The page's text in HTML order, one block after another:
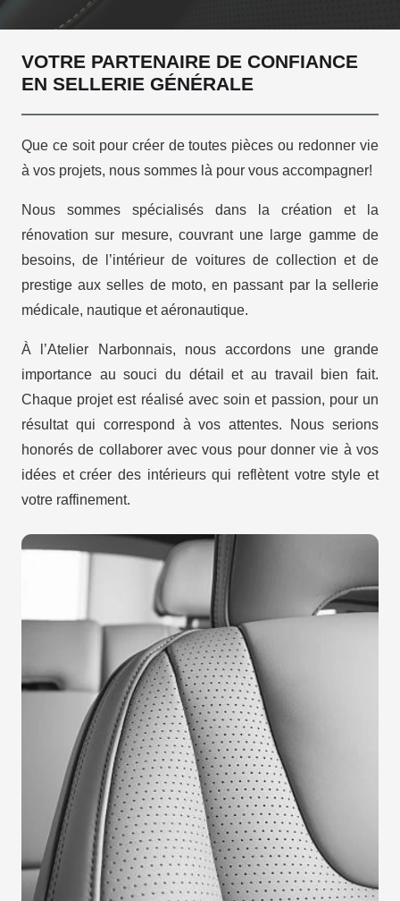
VOTRE PARTENAIRE DE CONFIANCE
EN SELLERIE GÉNÉRALE
Que ce soit pour créer de toutes pièces ou redonner vie
à vos projets, nous sommes là pour vous accompagner!
Nous sommes spécialisés dans la création et la
rénovation sur mesure, couvrant une large gamme de
besoins, de l’intérieur de voitures de collection et de
prestige aux selles de moto, en passant par la sellerie
médicale, nautique et aéronautique.
À l’Atelier Narbonnais, nous accordons une grande
importance au souci du détail et au travail bien fait.
Chaque projet est réalisé avec soin et passion, pour un
résultat qui correspond à vos attentes. Nous serions
honorés de collaborer avec vous pour donner vie à vos
idées et créer des intérieurs qui reflètent votre style et
votre raffinement.